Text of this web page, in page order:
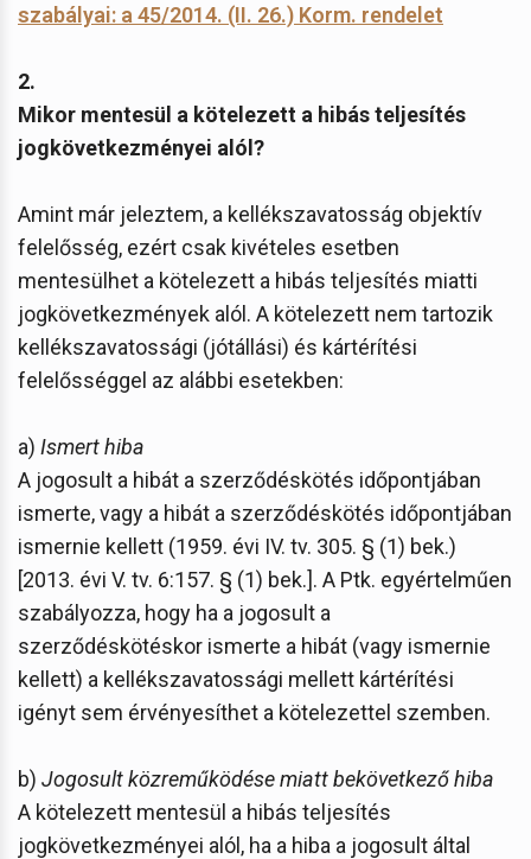
szabályai: a 45/2014. (II. 26.) Korm. rendelet
2.
Mikor mentesül a kötelezett a hibás teljesítés
jogkövetkezményei alól?
Amint már jeleztem, a kellékszavatosság objektív
felelősség, ezért csak kivételes esetben
mentesülhet a kötelezett a hibás teljesítés miatti
jogkövetkezmények alól. A kötelezett nem tartozik
kellékszavatossági (jótállási) és kártérítési
felelősséggel az alábbi esetekben:
a) Ismert hiba
A jogosult a hibát a szerződéskötés időpontjában
ismerte, vagy a hibát a szerződéskötés időpontjában
ismernie kellett (1959. évi IV. tv. 305. § (1) bek.)
[2013. évi V. tv. 6:157. § (1) bek.]. A Ptk. egyértelműen
szabályozza, hogy ha a jogosult a
szerződéskötéskor ismerte a hibát (vagy ismernie
kellett) a kellékszavatossági mellett kártérítési
igényt sem érvényesíthet a kötelezettel szemben.
b) Jogosult közreműködése miatt bekövetkező hiba
A kötelezett mentesül a hibás teljesítés
jogkövetkezményei alól, ha a hiba a jogosult által